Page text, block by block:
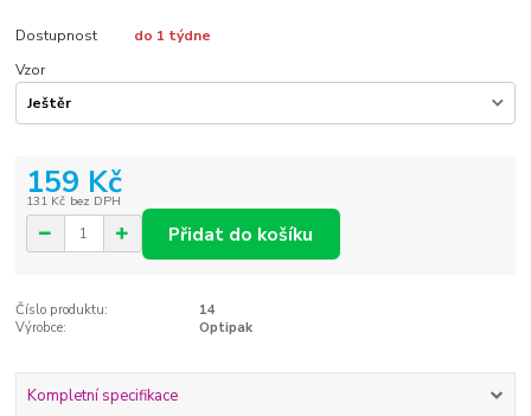
Dostupnost
do 1 týdne
Vzor
159 Kč
131 Kč bez DPH
Přidat do košíku
Číslo produktu:
14
Výrobce:
Optipak
Kompletní specifikace